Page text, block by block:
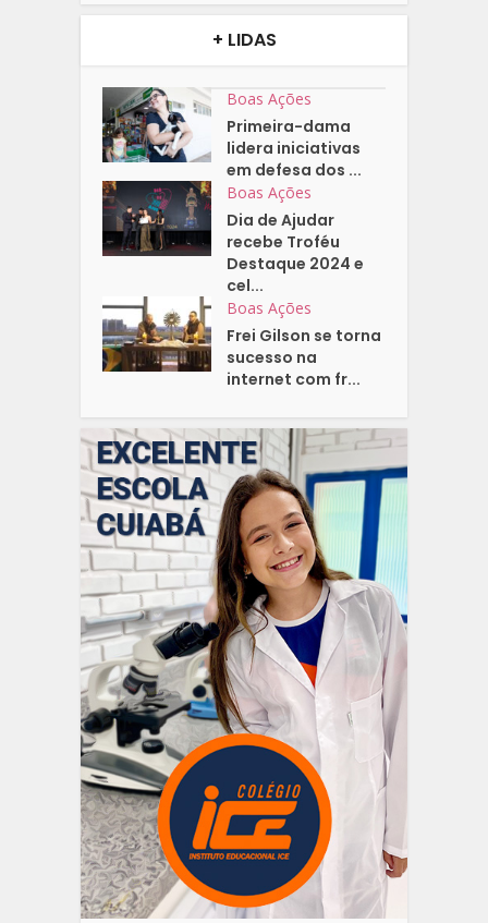
+ LIDAS
Boas Ações
Primeira-dama
lidera iniciativas
em defesa dos ...
Boas Ações
Dia de Ajudar
recebe Troféu
Destaque 2024 e
cel...
Boas Ações
Frei Gilson se torna
sucesso na
internet com fr...